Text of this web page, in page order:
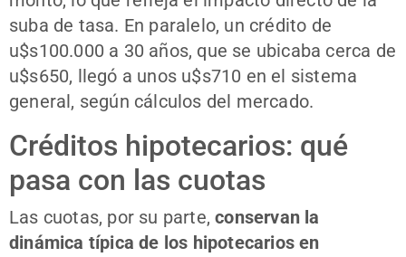
suba de tasa. En paralelo, un crédito de
u$s100.000 a 30 años, que se ubicaba cerca de
u$s650, llegó a unos u$s710 en el sistema
general, según cálculos del mercado.
Créditos hipotecarios: qué
pasa con las cuotas
Las cuotas, por su parte,conservan la
dinámica típica de los hipotecarios en